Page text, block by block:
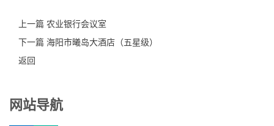
上一篇 农业银行会议室
下一篇 海阳市曦岛大酒店（五星级）
返回
网站导航